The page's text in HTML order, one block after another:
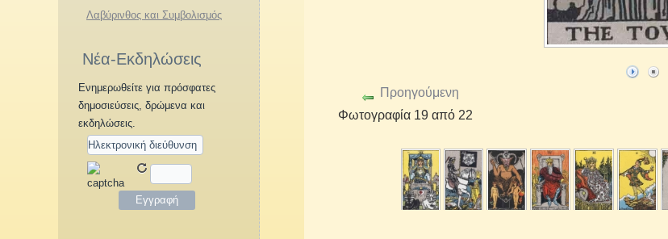
Λαβύρινθος και Συμβολισμός
Νέα-Εκδηλώσεις
Ενημερωθείτε για πρόσφατες
δημοσιεύσεις, δρώμενα και
εκδηλώσεις.
Προηγούμενη
Φωτογραφία 19 από 22